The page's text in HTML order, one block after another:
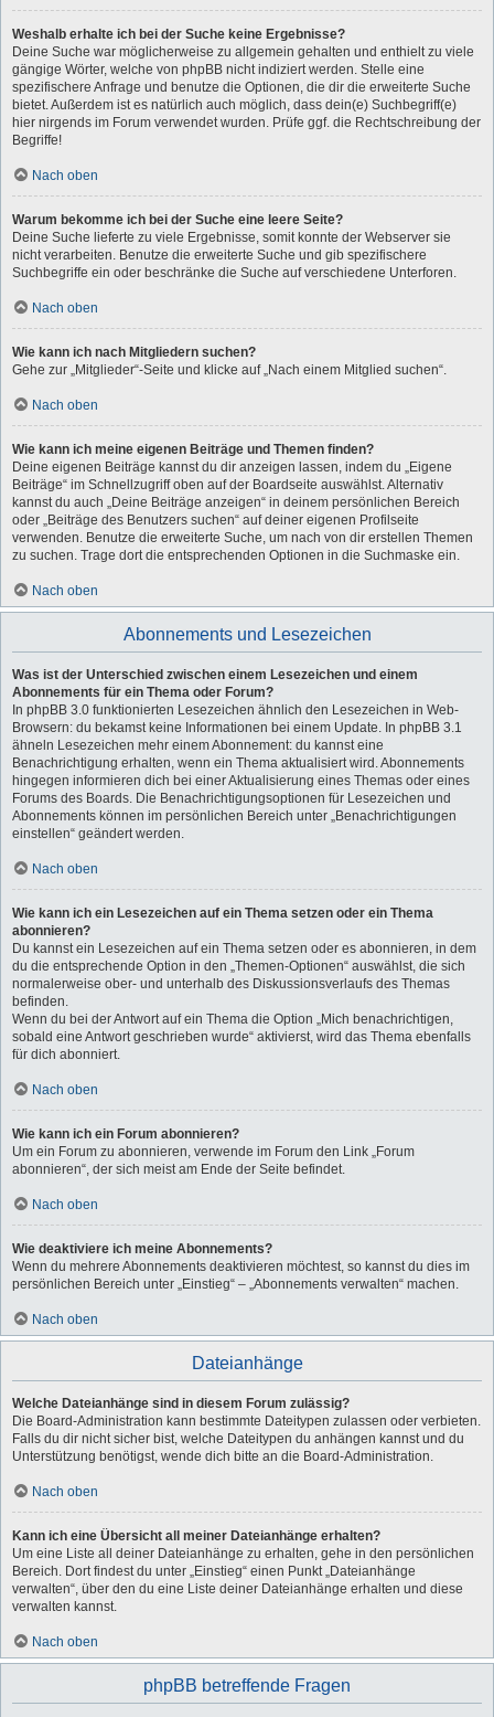
Weshalb erhalte ich bei der Suche keine Ergebnisse?
Deine Suche war möglicherweise zu allgemein gehalten und enthielt zu viele
gängige Wörter, welche von phpBB nicht indiziert werden. Stelle eine
spezifischere Anfrage und benutze die Optionen, die dir die erweiterte Suche
bietet. Außerdem ist es natürlich auch möglich, dass dein(e) Suchbegriff(e)
hier nirgends im Forum verwendet wurden. Prüfe ggf. die Rechtschreibung der
Begriffe!
Nach oben
Warum bekomme ich bei der Suche eine leere Seite?
Deine Suche lieferte zu viele Ergebnisse, somit konnte der Webserver sie
nicht verarbeiten. Benutze die erweiterte Suche und gib spezifischere
Suchbegriffe ein oder beschränke die Suche auf verschiedene Unterforen.
Nach oben
Wie kann ich nach Mitgliedern suchen?
Gehe zur „Mitglieder“-Seite und klicke auf „Nach einem Mitglied suchen“.
Nach oben
Wie kann ich meine eigenen Beiträge und Themen finden?
Deine eigenen Beiträge kannst du dir anzeigen lassen, indem du „Eigene
Beiträge“ im Schnellzugriff oben auf der Boardseite auswählst. Alternativ
kannst du auch „Deine Beiträge anzeigen“ in deinem persönlichen Bereich
oder „Beiträge des Benutzers suchen“ auf deiner eigenen Profilseite
verwenden. Benutze die erweiterte Suche, um nach von dir erstellen Themen
zu suchen. Trage dort die entsprechenden Optionen in die Suchmaske ein.
Nach oben
Abonnements und Lesezeichen
Was ist der Unterschied zwischen einem Lesezeichen und einem
Abonnements für ein Thema oder Forum?
In phpBB 3.0 funktionierten Lesezeichen ähnlich den Lesezeichen in Web-
Browsern: du bekamst keine Informationen bei einem Update. In phpBB 3.1
ähneln Lesezeichen mehr einem Abonnement: du kannst eine
Benachrichtigung erhalten, wenn ein Thema aktualisiert wird. Abonnements
hingegen informieren dich bei einer Aktualisierung eines Themas oder eines
Forums des Boards. Die Benachrichtigungsoptionen für Lesezeichen und
Abonnements können im persönlichen Bereich unter „Benachrichtigungen
einstellen“ geändert werden.
Nach oben
Wie kann ich ein Lesezeichen auf ein Thema setzen oder ein Thema
abonnieren?
Du kannst ein Lesezeichen auf ein Thema setzen oder es abonnieren, in dem
du die entsprechende Option in den „Themen-Optionen“ auswählst, die sich
normalerweise ober- und unterhalb des Diskussionsverlaufs des Themas
befinden.
Wenn du bei der Antwort auf ein Thema die Option „Mich benachrichtigen,
sobald eine Antwort geschrieben wurde“ aktivierst, wird das Thema ebenfalls
für dich abonniert.
Nach oben
Wie kann ich ein Forum abonnieren?
Um ein Forum zu abonnieren, verwende im Forum den Link „Forum
abonnieren“, der sich meist am Ende der Seite befindet.
Nach oben
Wie deaktiviere ich meine Abonnements?
Wenn du mehrere Abonnements deaktivieren möchtest, so kannst du dies im
persönlichen Bereich unter „Einstieg“ – „Abonnements verwalten“ machen.
Nach oben
Dateianhänge
Welche Dateianhänge sind in diesem Forum zulässig?
Die Board-Administration kann bestimmte Dateitypen zulassen oder verbieten.
Falls du dir nicht sicher bist, welche Dateitypen du anhängen kannst und du
Unterstützung benötigst, wende dich bitte an die Board-Administration.
Nach oben
Kann ich eine Übersicht all meiner Dateianhänge erhalten?
Um eine Liste all deiner Dateianhänge zu erhalten, gehe in den persönlichen
Bereich. Dort findest du unter „Einstieg“ einen Punkt „Dateianhänge
verwalten“, über den du eine Liste deiner Dateianhänge erhalten und diese
verwalten kannst.
Nach oben
phpBB betreffende Fragen